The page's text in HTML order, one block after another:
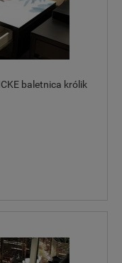
baletnica królik